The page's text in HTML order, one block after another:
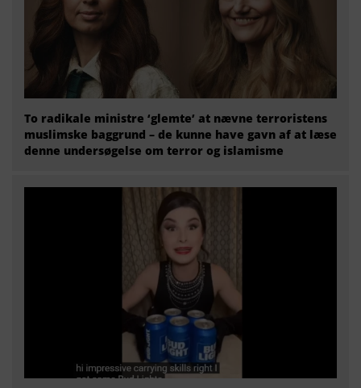
To radikale ministre ‘glemte’ at nævne terroristens
muslimske baggrund – de kunne have gavn af at læse
denne undersøgelse om terror og islamisme